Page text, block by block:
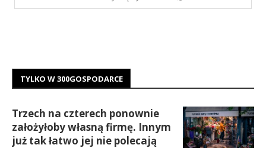
TYLKO W 300GOSPODARCE
Trzech na czterech ponownie
założyłoby własną firmę. Innym
już tak łatwo jej nie polecają